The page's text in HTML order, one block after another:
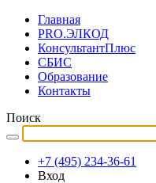
Главная
PRO.ЭЛКОД
КонсультантПлюс
СБИС
Образование
Контакты
Поиск
+7 (495) 234-36-61
Вход